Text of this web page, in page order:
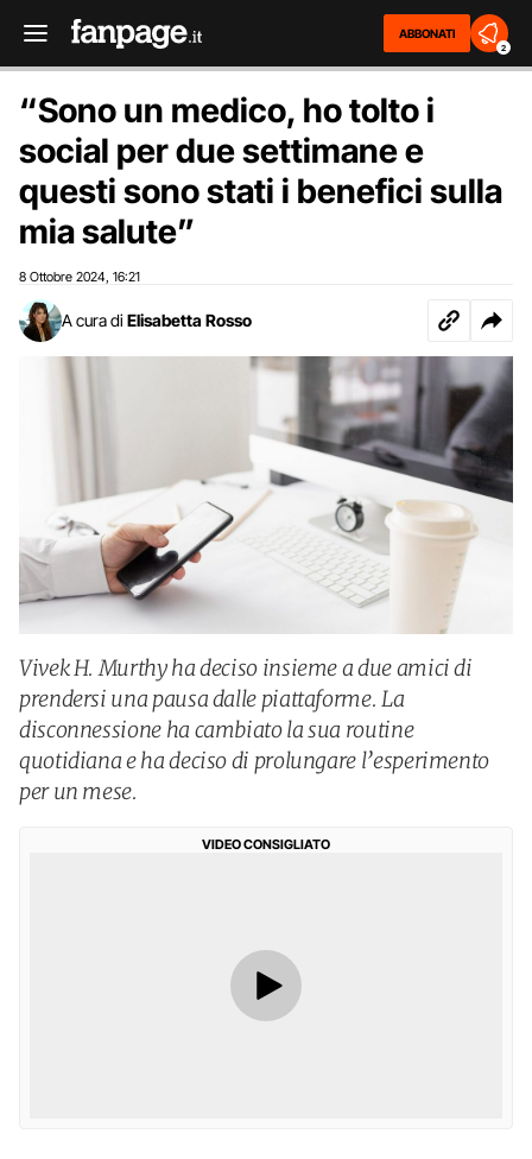
ABBONATI
2
“Sono un medico, ho tolto i
social per due settimane e
questi sono stati i benefici sulla
mia salute”
8 Ottobre 2024 16:21
A cura di Elisabetta Rosso
Vivek H. Murthy ha deciso insieme a due amici di
prendersi una pausa dalle piattaforme. La
disconnessione ha cambiato la sua routine
quotidiana e ha deciso di prolungare l’esperimento
per un mese.
VIDEO CONSIGLIATO